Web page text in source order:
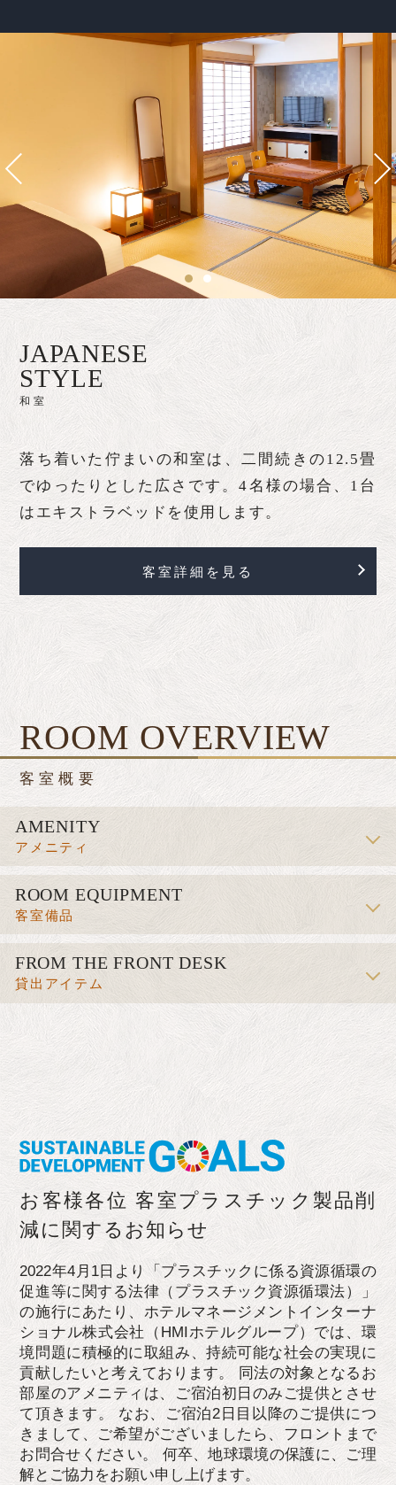
1 2
JAPANESE
STYLE
和室
落ち着いた佇まいの和室は、二間続きの12.5畳
でゆったりとした広さです。4名様の場合、1台
はエキストラベッドを使用します。
客室詳細を見る
ROOM OVERVIEW
客室概要
AMENITY
アメニティ
ハンド・フェイスソープ / ボディーソープ / シャンプ
ー / コンディショナー / 化粧水 / ハミガキセット / カ
ミソリ / シャワーキャップ / くし / 綿棒
ROOM EQUIPMENT
客室備品
テレビ / 電話 / インターネット接続 / 無線LAN(Wi-Fi)
/ 湯沸かしポット / お茶セット / 冷蔵庫 / ドライヤー /
電気スタンド / 洗浄機付トイレ / 加湿機能付き空気清
浄機 / タオル / バスタオル / スリッパ / ナイトウェア
FROM THE FRONT DESK
貸出アイテム
アイロン / ズボンプレッサー / 加湿器 / イオンドライ
ヤー / シューズドライヤー / ベビーベッド / 携帯電話
充電器 / ファンヒーター
お客様各位 客室プラスチック製品削
減に関するお知らせ
2022年4月1日より「プラスチックに係る資源循環の
促進等に関する法律（プラスチック資源循環法）」
の施行にあたり、ホテルマネージメントインターナ
ショナル株式会社（HMIホテルグループ）では、環
境問題に積極的に取組み、持続可能な社会の実現に
貢献したいと考えております。 同法の対象となるお
部屋のアメニティは、ご宿泊初日のみご提供とさせ
て頂きます。 なお、ご宿泊2日目以降のご提供につ
きまして、ご希望がございましたら、フロントまで
お問合せください。 何卒、地球環境の保護に、ご理
解とご協力をお願い申し上げます。